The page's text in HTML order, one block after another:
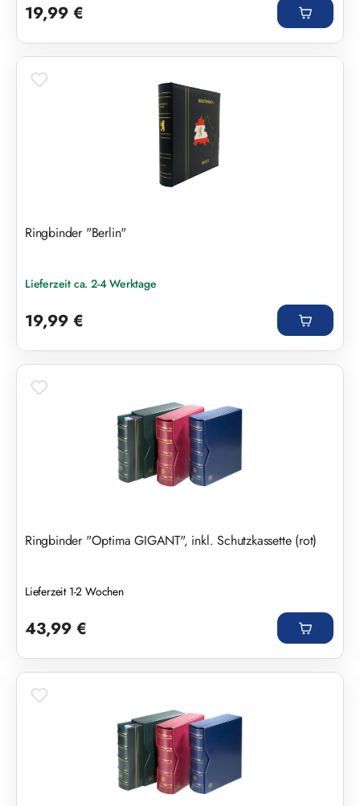
19,99 €
Ringbinder "Berlin"
Lieferzeit ca. 2-4 Werktage
19,99 €
Ringbinder "Optima GIGANT", inkl. Schutzkassette (rot)
Lieferzeit 1-2 Wochen
43,99 €